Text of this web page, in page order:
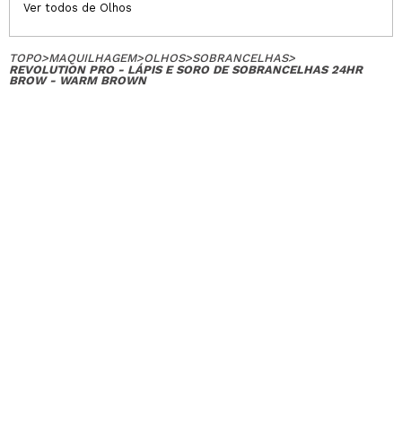
Ver todos de Olhos
TOPO>MAQUILHAGEM>OLHOS>SOBRANCELHAS>
REVOLUTION PRO - LÁPIS E SORO DE SOBRANCELHAS 24HR
BROW - WARM BROWN